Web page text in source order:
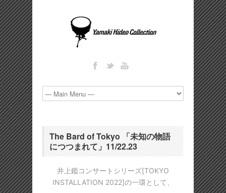
The Bard of Tokyo 「未知の物語
につつまれて」11/22.23
井上鑑コンサートシリーズ[TOKYO
INSTALLATION 2022]の一環として、